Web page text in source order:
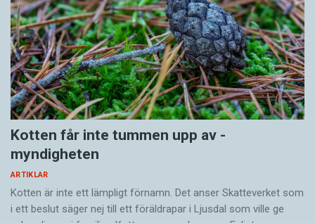
Kotten får inte tummen upp av ­
myndigheten
ARTIKLAR
Kotten är inte ett lämpligt förnamn. Det anser Skatte­verket som
i ett beslut säger nej till ett föräldra­par i Ljusdal som ville ge